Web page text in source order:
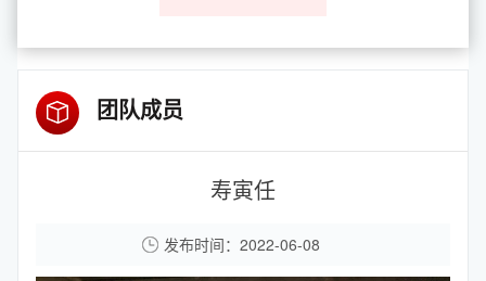
团队成员
寿寅任
发布时间：2022-06-08